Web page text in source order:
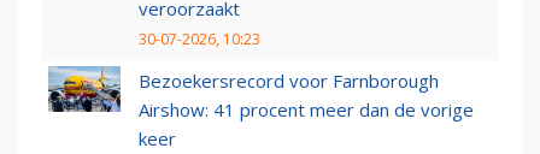
veroorzaakt
30-07-2026, 10:23
Bezoekersrecord voor Farnborough
Airshow: 41 procent meer dan de vorige
keer